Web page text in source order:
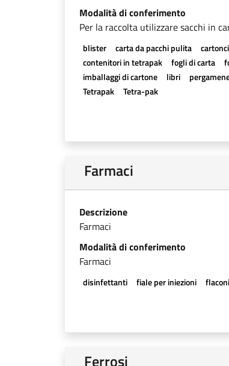
Modalità di conferimento
Per la raccolta utilizzare sacchi in
blister carta da pacchi pulita
contenitori in tetrapak
fogli di carta
imballaggi di cartone
libri
Tetrapak
Tetra-pak
Farmaci
Descrizione
Farmaci
Modalità di conferimento
Farmaci
disinfettanti fiale per iniezioni flaconi
Ferrosi